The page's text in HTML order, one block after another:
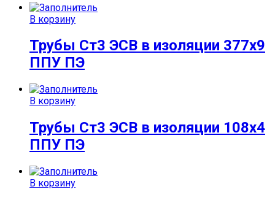
В корзину
Трубы Ст3 ЭСВ в изоляции 377х9
ППУ ПЭ
В корзину
Трубы Ст3 ЭСВ в изоляции 108х4
ППУ ПЭ
В корзину